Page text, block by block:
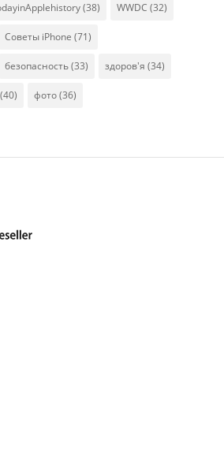
(38) WWDC (32)
Советы iPhone (71)
безопасность(33) здоров'я (34)
(40) фото(36)